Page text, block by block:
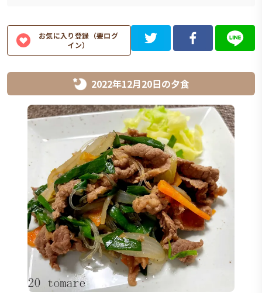
お気に入り登録（要ログ
イン）
2022年12月20日の夕食